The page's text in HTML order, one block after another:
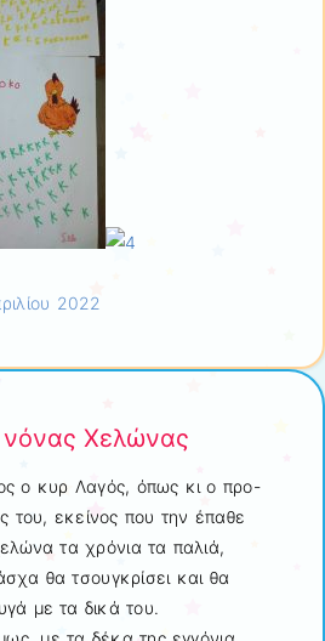
2022
Χελώνας
ο κυρ Λαγός, όπως κι ο προ-
του, εκείνος που την έπαθε
τα χρόνια τα παλιά,
θα τσουγκρίσει και θα
με τα δικά του.